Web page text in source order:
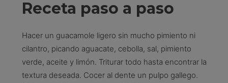
Receta paso a paso
Hacer un guacamole ligero sin mucho pimiento ni
cilantro, picando aguacate, cebolla, sal, pimiento
verde, aceite y limón. Triturar todo hasta encontrar la
textura deseada. Cocer al dente un pulpo gallego.